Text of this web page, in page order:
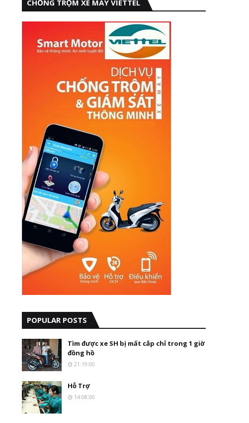
CHỐNG TRỘM XE MÁY VIETTEL
POPULAR POSTS
Tìm được xe SH bị mất cắp chỉ trong 1 giờ
đồng hồ
21:19:00
Hỗ Trợ
14:08:00